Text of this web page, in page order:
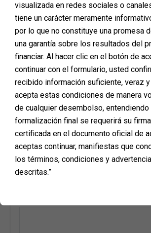
EL PROCEDIMIENTO SE
CON LA TÉCNICA
FINANCIA ESTE Y
PROCEDIMIENTOS
Deja una
Tu dirección de correo electrónico no
visualizada en redes sociales o
tiene un carácter meramente
por lo que no constituye una promesa
una garantía sobre los resultados del
financiar. Al hacer clic en el botón de
continuar con el formulario, usted
recibido información suficiente, veraz
acepta estas condiciones de manera
de cualquier desembolso, entendiendo
formalización final se requerirá su
certificada en el documento oficial de
aceptas continuar, manifiestas que
los términos, condiciones y
descritas.”